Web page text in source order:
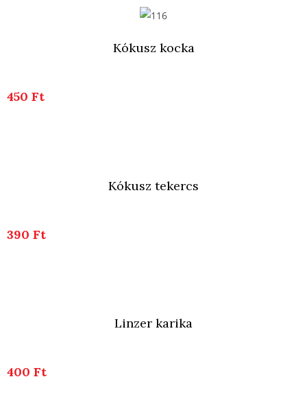
Kókusz kocka
450 Ft
Kókusz tekercs
390 Ft
Linzer karika
400 Ft